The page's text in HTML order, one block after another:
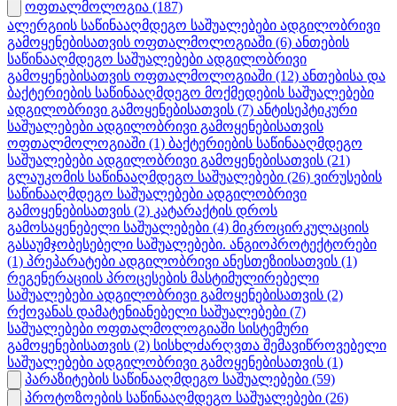
ოფთალმოლოგია (187)
ალერგიის საწინააღმდეგო საშუალებები ადგილობრივი
გამოყენებისათვის ოფთალმოლოგიაში (6) ანთების
საწინააღმდეგო საშუალებები ადგილობრივი
გამოყენებისათვის ოფთალმოლოგიაში (12) ანთებისა და
ბაქტერიების საწინააღმდეგო მოქმედების საშუალებები
ადგილობრივი გამოყენებისათვის (7) ანტისეპტიკური
საშუალებები ადგილობრივი გამოყენებისათვის
ოფთალმოლოგიაში (1) ბაქტერიების საწინააღმდეგო
საშუალებები ადგილობრივი გამოყენებისათვის (21)
გლაუკომის საწინააღმდეგო საშუალებები (26) ვირუსების
საწინააღმდეგო საშუალებები ადგილობრივი
გამოყენებისათვის (2) კატარაქტის დროს
გამოსაყენებელი საშუალებები (4) მიკროცირკულაციის
გასაუმჯობესებელი საშუალებები. ანგიოპროტექტორები
(1) პრეპარატები ადგილობრივი ანესთეზიისათვის (1)
რეგენერაციის პროცესების მასტიმულირებელი
საშუალებები ადგილობრივი გამოყენებისათვის (2)
რქოვანას დამატენიანებელი საშუალებები (7)
საშუალებები ოფთალმოლოგიაში სისტემური
გამოყენებისათვის (2) სისხლძარღვთა შემავიწროვებელი
საშუალებები ადგილობრივი გამოყენებისათვის (1)
პარაზიტების საწინააღმდეგო საშუალებები (59)
პროტოზოების საწინააღმდეგო საშუალებები (26)